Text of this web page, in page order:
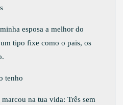
esposa a melhor do
tipo fixe como o pais, os
tenho
na tua vida: Três sem